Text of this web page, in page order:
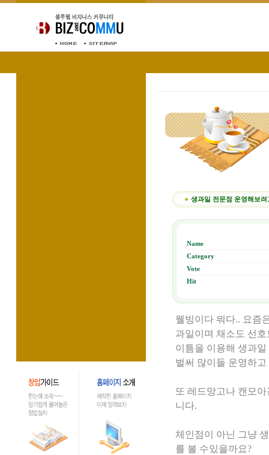
생과일 전문점 운영해보려
Name
Category
Vote
Hit
웰빙이다 뭐다.. 요즘
과일이며 채소도 선
이틈을 이용해 생과
벌써 많이들 운영하
또 레드망고나 캔모
니다.
체인점이 아닌 그냥
를 볼 수있을까요?